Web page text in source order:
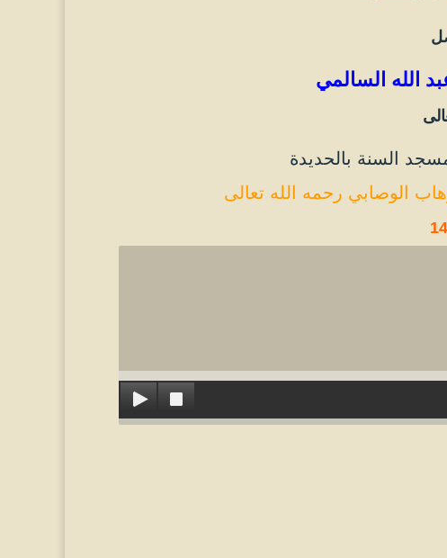
الله السالمي
السنة بالحديدة
الوصابي رحمه الله تعالى